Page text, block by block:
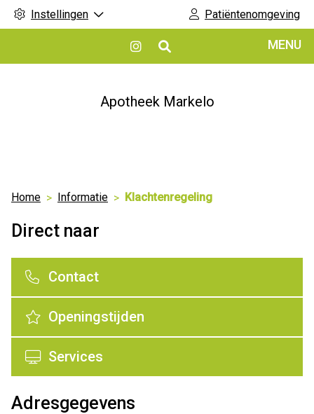
Instellingen Patiëntenomgeving
Bezoek
onze
MENU
Apotheek Markelo
Home Informatie Klachtenregeling
Direct naar
Contact
Openingstijden
Services
Adresgegevens